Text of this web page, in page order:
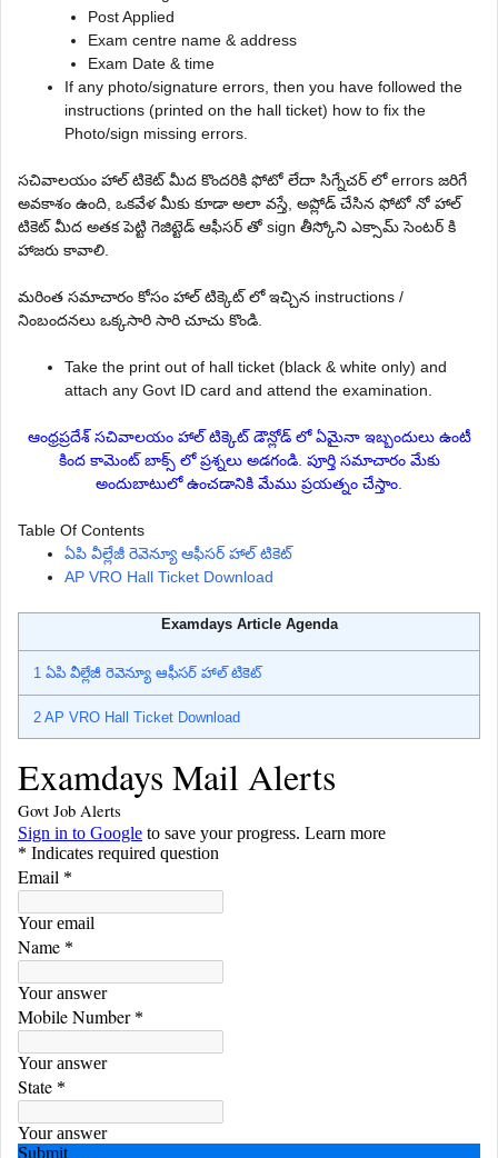
Post Applied
Exam centre name & address
Exam Date & time
If any photo/signature errors, then you have followed the
instructions (printed on the hall ticket) how to fix the
Photo/sign missing errors.
సచివాలయం హాల్ టికెట్ మీద కొందరికి ఫోటో లేదా సిగ్నేచర్ లో errors జరిగే
అవకాశం ఉంది, ఒకవేళ మీకు కూడా అలా వస్తే, అప్లోడ్ చేసిన ఫోటో నో హాల్
టికెట్ మీద అతక పెట్టి గెజిట్టెడ్ ఆఫీసర్ తో sign తీస్కోని ఎక్సామ్ సెంటర్ కి
హాజరు కావాలి.
మరింత సమాచారం కోసం హాల్ టిక్కెట్ లో ఇచ్చిన instructions /
నింబందనలు ఒక్కసారి సారి చూచు కొండి.
Take the print out of hall ticket (black & white only) and
attach any Govt ID card and attend the examination.
ఆంధ్రప్రదేశ్ సచివాలయం హాల్ టిక్కెట్ డౌన్లోడ్ లో ఏమైనా ఇబ్బందులు ఉంటీ
కింద కామెంట్ బాక్స్ లో ప్రశ్నలు అడగండి. పూర్తి సమాచారం మేకు
అందుబాటులో ఉంచడానికి మేము ప్రయత్నం చేస్తాం.
Table Of Contents
ఏ‌పి వీల్లేజీ రెవెన్యూ ఆఫీసర్ హాల్ టికెట్
AP VRO Hall Ticket Download
Examdays Article Agenda
1 ఏ‌పి వీల్లేజీ రెవెన్యూ ఆఫీసర్ హాల్ టికెట్
2 AP VRO Hall Ticket Download